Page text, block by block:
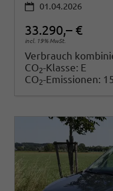
01.04.2026
33.290,– €
incl. 19% MwSt.
Verbrauch
CO2-Klasse: E
CO2-Emissionen: